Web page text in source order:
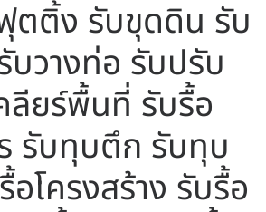
ตติ้ง รับขุดดิน รับ
วางท่อ รับปรับ
ยร์พื้นที่ รับรื้อ
รับทุบตึก รับทุบ
อโครงสร้าง รับรื้อ